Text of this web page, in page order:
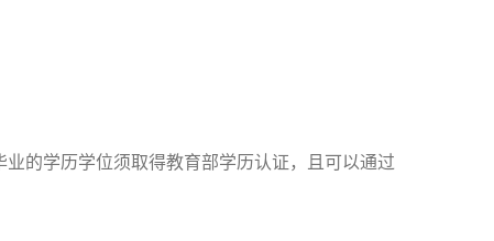
的学历学位须取得教育部学历认证，且可以通过